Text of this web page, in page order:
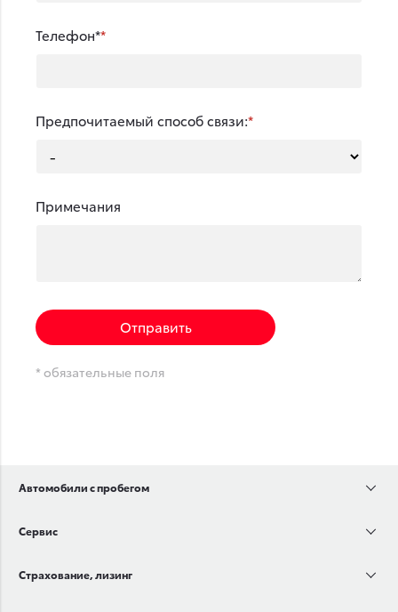
Телефон*
Предпочитаемый способ связи:
Примечания
Отправить
* обязательные поля
Автомобили с пробегом
Сервис
Страхование, лизинг